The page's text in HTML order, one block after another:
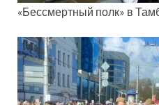
«Бессмертный полк» в